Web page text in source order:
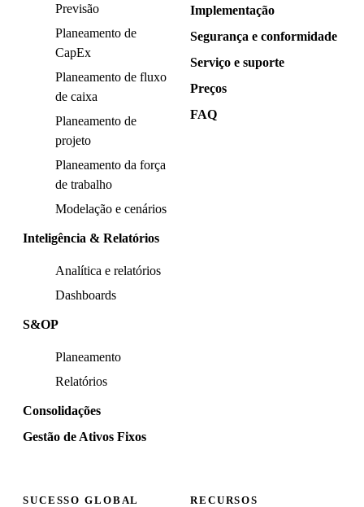
Previsão
Planeamento de
CapEx
Planeamento de fluxo
de caixa
Planeamento de
projeto
Planeamento da força
de trabalho
Modelação e cenários
Inteligência & Relatórios
Analítica e relatórios
Dashboards
S&OP
Planeamento
Relatórios
Consolidações
Gestão de Ativos Fixos
Implementação
Segurança e conformidade
Serviço e suporte
Preços
FAQ
SUCESSO GLOBAL RECURSOS